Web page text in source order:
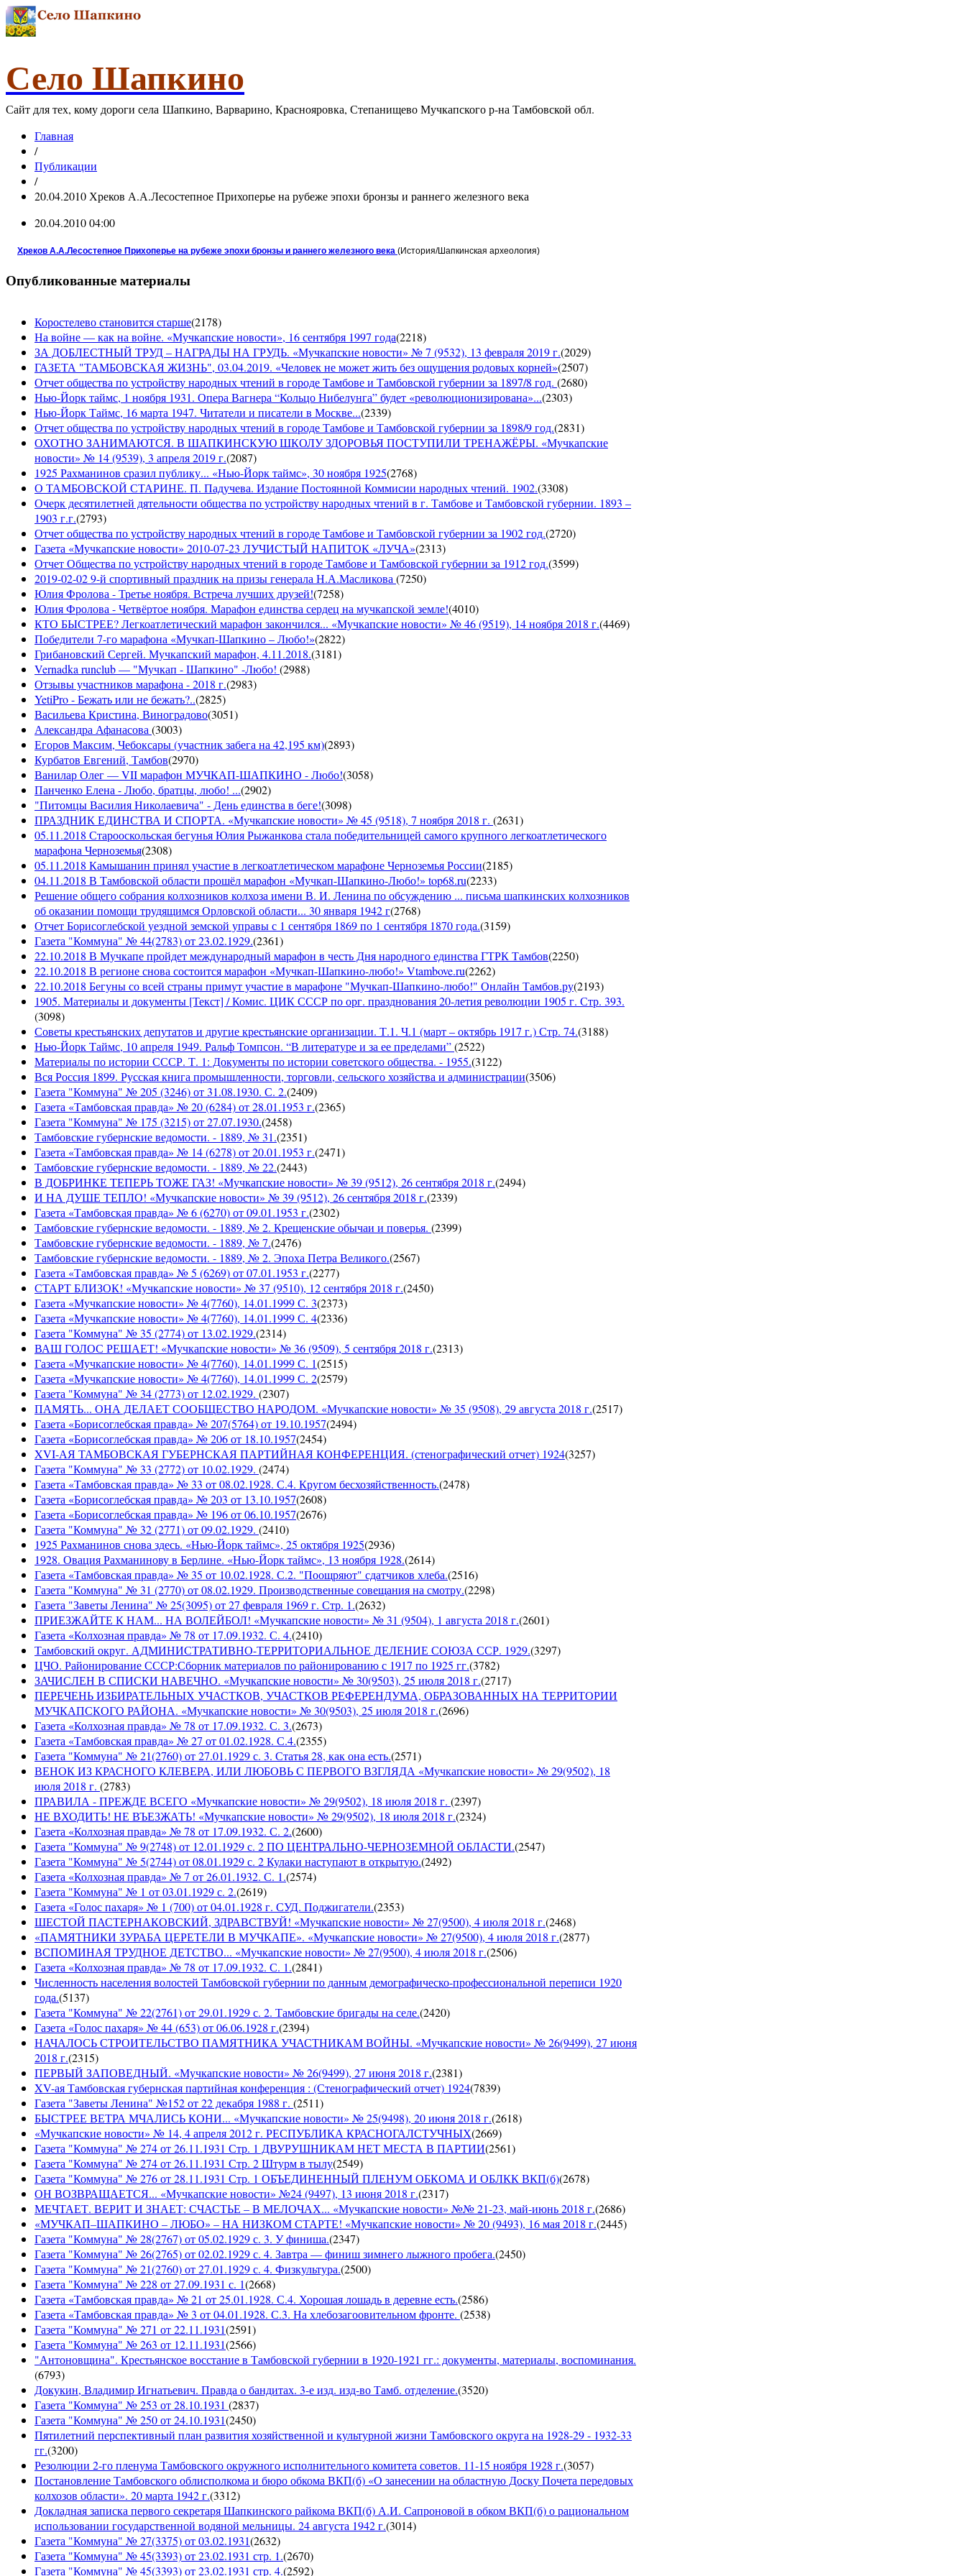
Село Шапкино
Сайт для тех, кому дороги села Шапкино, Варварино, Краснояровка, Степанищево Мучкапского р-на Тамбовской обл.
Главная
/
Публикации
/
20.04.2010 Хреков А.А.Лесостепное Прихоперье на рубеже эпохи бронзы и раннего железного века
20.04.2010 04:00
Хреков А.А.Лесостепное Прихоперье на рубеже эпохи бронзы и раннего железного века (История/Шапкинская археология)
Опубликованные материалы
Коростелево становится старше(2178)
На войне — как на войне. «Мучкапские новости», 16 сентября 1997 года(2218)
ЗА ДОБЛЕСТНЫЙ ТРУД – НАГРАДЫ НА ГРУДЬ. «Мучкапские новости» № 7 (9532), 13 февраля 2019 г.(2029)
ГАЗЕТА "ТАМБОВСКАЯ ЖИЗНЬ", 03.04.2019. «Человек не может жить без ощущения родовых корней»(2507)
Отчет общества по устройству народных чтений в городе Тамбове и Тамбовской губернии за 1897/8 год. (2680)
Нью-Йорк таймс, 1 ноября 1931. Опера Вагнера “Кольцо Нибелунга” будет «революционизирована»...(2303)
Нью-Йорк Таймс, 16 марта 1947. Читатели и писатели в Москве...(2339)
Отчет общества по устройству народных чтений в городе Тамбове и Тамбовской губернии за 1898/9 год.(2831)
ОХОТНО ЗАНИМАЮТСЯ. В ШАПКИНСКУЮ ШКОЛУ ЗДОРОВЬЯ ПОСТУПИЛИ ТРЕНАЖЁРЫ. «Мучкапские
новости» № 14 (9539), 3 апреля 2019 г.(2087)
1925 Рахманинов сразил публику... «Нью-Йорк таймс», 30 ноября 1925(2768)
О ТАМБОВСКОЙ СТАРИНЕ. П. Падучева. Издание Постоянной Коммисии народных чтений. 1902.(3308)
Очерк десятилетней дятельности общества по устройству народных чтений в г. Тамбове и Тамбовской губернии. 1893 –
1903 г.г.(2793)
Отчет общества по устройству народных чтений в городе Тамбове и Тамбовской губернии за 1902 год.(2720)
Газета «Мучкапские новости» 2010-07-23 ЛУЧИСТЫЙ НАПИТОК «ЛУЧА»(2313)
Отчет Общества по устройству народных чтений в городе Тамбове и Тамбовской губернии за 1912 год.(3599)
2019-02-02 9-й спортивный праздник на призы генерала Н.А.Масликова(7250)
Юлия Фролова - Третье ноября. Встреча лучших друзей!(7258)
Юлия Фролова - Четвёртое ноября. Марафон единства сердец на мучкапской земле!(4010)
КТО БЫСТРЕЕ? Легкоатлетический марафон закончился... «Мучкапские новости» № 46 (9519), 14 ноября 2018 г.(4469)
Победители 7-го марафона «Мучкап-Шапкино – Любо!»(2822)
Грибановский Сергей. Мучкапский марафон, 4.11.2018.(3181)
Vernadka runclub — "Мучкап - Шапкино" -Любо! (2988)
Отзывы участников марафона - 2018 г.(2983)
YetiPro - Бежать или не бежать?..(2825)
Васильева Кристина, Виноградово(3051)
Александра Афанасова(3003)
Егоров Максим, Чебоксары (участник забега на 42,195 км)(2893)
Курбатов Евгений, Тамбов(2970)
Ванилар Олег — VII марафон МУЧКАП-ШАПКИНО - Любо!(3058)
Панченко Елена - Любо, братцы, любо! ...(2902)
"Питомцы Василия Николаевича" - День единства в беге!(3098)
ПРАЗДНИК ЕДИНСТВА И СПОРТА. «Мучкапские новости» № 45 (9518), 7 ноября 2018 г. (2631)
05.11.2018 Старооскольская бегунья Юлия Рыжанкова стала победительницей самого крупного легкоатлетического
марафона Черноземья(2308)
05.11.2018 Камышанин принял участие в легкоатлетическом марафоне Черноземья России(2185)
04.11.2018 В Тамбовской области прошёл марафон «Мучкап-Шапкино-Любо!» top68.ru(2233)
Решение общего собрания колхозников колхоза имени В. И. Ленина по обсуждению ... письма шапкинских колхозников
об оказании помощи трудящимся Орловской области... 30 января 1942 г(2768)
Отчет Борисоглебской уездной земской управы с 1 сентября 1869 по 1 сентября 1870 года.(3159)
Газета "Коммуна" № 44(2783) от 23.02.1929.(2361)
22.10.2018 В Мучкапе пройдет международный марафон в честь Дня народного единства ГТРК Тамбов(2250)
22.10.2018 В регионе снова состоится марафон «Мучкап-Шапкино-любо!» Vtambove.ru(2262)
22.10.2018 Бегуны со всей страны примут участие в марафоне "Мучкап-Шапкино-любо!" Онлайн Тамбов.ру(2193)
1905. Материалы и документы [Текст] / Комис. ЦИК СССР по орг. празднования 20-летия революции 1905 г. Стр. 393.
(3098)
Советы крестьянских депутатов и другие крестьянские организации. Т.1. Ч.1 (март – октябрь 1917 г.) Стр. 74.(3188)
Нью-Йорк Таймс, 10 апреля 1949. Ральф Томпсон. “В литературе и за ее пределами”(2522)
Материалы по истории СССР. Т. 1: Документы по истории советского общества. - 1955.(3122)
Вся Россия 1899. Русская книга промышленности, торговли, сельского хозяйства и администрации(3506)
Газета "Коммуна" № 205 (3246) от 31.08.1930. С. 2.(2409)
Газета «Тамбовская правда» № 20 (6284) от 28.01.1953 г.(2365)
Газета "Коммуна" № 175 (3215) от 27.07.1930.(2458)
Тамбовские губернские ведомости. - 1889, № 31.(2351)
Газета «Тамбовская правда» № 14 (6278) от 20.01.1953 г.(2471)
Тамбовские губернские ведомости. - 1889, № 22.(2443)
В ДОБРИНКЕ ТЕПЕРЬ ТОЖЕ ГАЗ! «Мучкапские новости» № 39 (9512), 26 сентября 2018 г.(2494)
И НА ДУШЕ ТЕПЛО! «Мучкапские новости» № 39 (9512), 26 сентября 2018 г.(2339)
Газета «Тамбовская правда» № 6 (6270) от 09.01.1953 г.(2302)
Тамбовские губернские ведомости. - 1889, № 2. Крещенские обычаи и поверья. (2399)
Тамбовские губернские ведомости. - 1889, № 7.(2476)
Тамбовские губернские ведомости. - 1889, № 2. Эпоха Петра Великого.(2567)
Газета «Тамбовская правда» № 5 (6269) от 07.01.1953 г.(2277)
СТАРТ БЛИЗОК! «Мучкапские новости» № 37 (9510), 12 сентября 2018 г.(2450)
Газета «Мучкапские новости» № 4(7760), 14.01.1999 С. 3(2373)
Газета «Мучкапские новости» № 4(7760), 14.01.1999 С. 4(2336)
Газета "Коммуна" № 35 (2774) от 13.02.1929.(2314)
ВАШ ГОЛОС РЕШАЕТ! «Мучкапские новости» № 36 (9509), 5 сентября 2018 г.(2313)
Газета «Мучкапские новости» № 4(7760), 14.01.1999 С. 1(2515)
Газета «Мучкапские новости» № 4(7760), 14.01.1999 С. 2(2579)
Газета "Коммуна" № 34 (2773) от 12.02.1929. (2307)
ПАМЯТЬ... ОНА ДЕЛАЕТ СООБЩЕСТВО НАРОДОМ. «Мучкапские новости» № 35 (9508), 29 августа 2018 г.(2517)
Газета «Борисоглебская правда» № 207(5764) от 19.10.1957(2494)
Газета «Борисоглебская правда» № 206 от 18.10.1957(2454)
XVI-АЯ ТАМБОВСКАЯ ГУБЕРНСКАЯ ПАРТИЙНАЯ КОНФЕРЕНЦИЯ. (стенографический отчет) 1924(3257)
Газета "Коммуна" № 33 (2772) от 10.02.1929. (2474)
Газета «Тамбовская правда» № 33 от 08.02.1928. С.4. Кругом бесхозяйственность.(2478)
Газета «Борисоглебская правда» № 203 от 13.10.1957(2608)
Газета «Борисоглебская правда» № 196 от 06.10.1957(2676)
Газета "Коммуна" № 32 (2771) от 09.02.1929. (2410)
1925 Рахманинов снова здесь. «Нью-Йорк таймс», 25 октября 1925(2936)
1928. Овация Рахманинову в Берлине. «Нью-Йорк таймс», 13 ноября 1928.(2614)
Газета «Тамбовская правда» № 35 от 10.02.1928. С.2. "Поощряют" сдатчиков хлеба.(2516)
Газета "Коммуна" № 31 (2770) от 08.02.1929. Производственные совещания на смотру.(2298)
Газета "Заветы Ленина" № 25(3095) от 27 февраля 1969 г. Стр. 1.(2632)
ПРИЕЗЖАЙТЕ К НАМ... НА ВОЛЕЙБОЛ! «Мучкапские новости» № 31 (9504), 1 августа 2018 г.(2601)
Газета «Колхозная правда» № 78 от 17.09.1932. С. 4.(2410)
Тамбовский округ. АДМИНИСТРАТИВНО-ТЕРРИТОРИАЛЬНОЕ ДЕЛЕНИЕ СОЮЗА ССР. 1929.(3297)
ЦЧО. Районирование СССР:Сборник материалов по районированию с 1917 по 1925 гг.(3782)
ЗАЧИСЛЕН В СПИСКИ НАВЕЧНО. «Мучкапские новости» № 30(9503), 25 июля 2018 г.(2717)
ПЕРЕЧЕНЬ ИЗБИРАТЕЛЬНЫХ УЧАСТКОВ, УЧАСТКОВ РЕФЕРЕНДУМА, ОБРАЗОВАННЫХ НА ТЕРРИТОРИИ
МУЧКАПСКОГО РАЙОНА. «Мучкапские новости» № 30(9503), 25 июля 2018 г.(2696)
Газета «Колхозная правда» № 78 от 17.09.1932. С. 3.(2673)
Газета «Тамбовская правда» № 27 от 01.02.1928. С.4.(2355)
Газета "Коммуна" № 21(2760) от 27.01.1929 с. 3. Статья 28, как она есть.(2571)
ВЕНОК ИЗ КРАСНОГО КЛЕВЕРА, ИЛИ ЛЮБОВЬ С ПЕРВОГО ВЗГЛЯДА «Мучкапские новости» № 29(9502), 18
июля 2018 г. (2783)
ПРАВИЛА - ПРЕЖДЕ ВСЕГО «Мучкапские новости» № 29(9502), 18 июля 2018 г. (2397)
НЕ ВХОДИТЬ! НЕ ВЪЕЗЖАТЬ! «Мучкапские новости» № 29(9502), 18 июля 2018 г.(2324)
Газета «Колхозная правда» № 78 от 17.09.1932. С. 2.(2600)
Газета "Коммуна" № 9(2748) от 12.01.1929 с. 2 ПО ЦЕНТРАЛЬНО-ЧЕРНОЗЕМНОЙ ОБЛАСТИ.(2547)
Газета "Коммуна" № 5(2744) от 08.01.1929 с. 2 Кулаки наступают в открытую.(2492)
Газета «Колхозная правда» № 7 от 26.01.1932. С. 1.(2574)
Газета "Коммуна" № 1 от 03.01.1929 с. 2.(2619)
Газета «Голос пахаря» № 1 (700) от 04.01.1928 г. СУД. Поджигатели.(2353)
ШЕСТОЙ ПАСТЕРНАКОВСКИЙ, ЗДРАВСТВУЙ! «Мучкапские новости» № 27(9500), 4 июля 2018 г.(2468)
«ПАМЯТНИКИ ЗУРАБА ЦЕРЕТЕЛИ В МУЧКАПЕ». «Мучкапские новости» № 27(9500), 4 июля 2018 г.(2877)
ВСПОМИНАЯ ТРУДНОЕ ДЕТСТВО... «Мучкапские новости» № 27(9500), 4 июля 2018 г.(2506)
Газета «Колхозная правда» № 78 от 17.09.1932. С. 1.(2841)
Численность населения волостей Тамбовской губернии по данным демографическо-профессиональной переписи 1920
года.(5137)
Газета "Коммуна" № 22(2761) от 29.01.1929 с. 2. Тамбовские бригады на селе.(2420)
Газета «Голос пахаря» № 44 (653) от 06.06.1928 г.(2394)
НАЧАЛОСЬ СТРОИТЕЛЬСТВО ПАМЯТНИКА УЧАСТНИКАМ ВОЙНЫ. «Мучкапские новости» № 26(9499), 27 июня
2018 г.(2315)
ПЕРВЫЙ ЗАПОВЕДНЫЙ. «Мучкапские новости» № 26(9499), 27 июня 2018 г.(2381)
XV-ая Тамбовская губернская партийная конференция : (Стенографический отчет) 1924(7839)
Газета "Заветы Ленина" №152 от 22 декабря 1988 г. (2511)
БЫСТРЕЕ ВЕТРА МЧАЛИСЬ КОНИ... «Мучкапские новости» № 25(9498), 20 июня 2018 г.(2618)
«Мучкапские новости» № 14, 4 апреля 2012 г. РЕСПУБЛИКА КРАСНОГАЛСТУЧНЫХ(2669)
Газета "Коммуна" № 274 от 26.11.1931 Стр. 1 ДВУРУШНИКАМ НЕТ МЕСТА В ПАРТИИ(2561)
Газета "Коммуна" № 274 от 26.11.1931 Стр. 2 Штурм в тылу(2549)
Газета "Коммуна" № 276 от 28.11.1931 Стр. 1 ОБЪЕДИНЕННЫЙ ПЛЕНУМ ОБКОМА И ОБЛКК ВКП(б)(2678)
ОН ВОЗВРАЩАЕТСЯ... «Мучкапские новости» №24 (9497), 13 июня 2018 г.(2317)
МЕЧТАЕТ. ВЕРИТ И ЗНАЕТ: СЧАСТЬЕ – В МЕЛОЧАХ... «Мучкапские новости» №№ 21-23, май-июнь 2018 г.(2686)
«МУЧКАП–ШАПКИНО – ЛЮБО» – НА НИЗКОМ СТАРТЕ! «Мучкапские новости» № 20 (9493), 16 мая 2018 г.(2445)
Газета "Коммуна" № 28(2767) от 05.02.1929 с. 3. У финиша.(2347)
Газета "Коммуна" № 26(2765) от 02.02.1929 с. 4. Завтра — финиш зимнего лыжного пробега.(2450)
Газета "Коммуна" № 21(2760) от 27.01.1929 с. 4. Физкультура.(2500)
Газета "Коммуна" № 228 от 27.09.1931 с. 1(2668)
Газета «Тамбовская правда» № 21 от 25.01.1928. С.4. Хорошая лошадь в деревне есть.(2586)
Газета «Тамбовская правда» № 3 от 04.01.1928. С.3. На хлебозагоовительном фронте. (2538)
Газета "Коммуна" № 271 от 22.11.1931(2591)
Газета "Коммуна" № 263 от 12.11.1931(2566)
"Антоновщина". Крестьянское восстание в Тамбовской губернии в 1920-1921 гг.: документы, материалы, воспоминания.
(6793)
Докукин, Владимир Игнатьевич. Правда о бандитах. 3-е изд. изд-во Тамб. отделение.(3520)
Газета "Коммуна" № 253 от 28.10.1931 (2837)
Газета "Коммуна" № 250 от 24.10.1931(2450)
Пятилетний перспективный план развития хозяйственной и культурной жизни Тамбовского округа на 1928-29 - 1932-33
гг.(3200)
Резолюции 2-го пленума Тамбовского окружного исполнительного комитета советов. 11-15 ноября 1928 г.(3057)
Постановление Тамбовского облисполкома и бюро обкома ВКП(б) «О занесении на областную Доску Почета передовых
колхозов области». 20 марта 1942 г.(3312)
Докладная записка первого секретаря Шапкинского райкома ВКП(б) А.И. Сапроновой в обком ВКП(б) о рациональном
использовании государственной водяной мельницы. 24 августа 1942 г.(3014)
Газета "Коммуна" № 27(3375) от 03.02.1931(2632)
Газета "Коммуна" № 45(3393) от 23.02.1931 стр. 1.(2670)
Газета "Коммуна" № 45(3393) от 23.02.1931 стр. 4.(2592)